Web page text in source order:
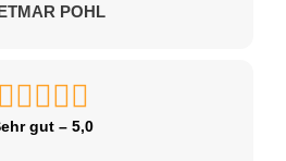
POHL
gut – 5,0